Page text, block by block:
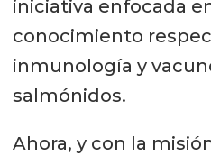
iniciativa enfocada
conocimiento
inmunología y
salmónidos.
Ahora, y con la